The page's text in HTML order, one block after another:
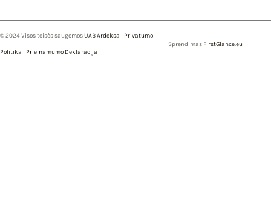
© 2024 Visos teisės saugomosUAB Ardeksa | Privatumo
Politika | Prieinamumo Deklaracija
Sprendimas FirstGlance.eu